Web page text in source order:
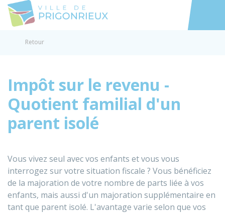
Accéder
Retour
Impôt sur le revenu -
Quotient familial d'un
parent isolé
Vous vivez seul avec vos enfants et vous vous
interrogez sur votre situation fiscale ? Vous bénéficiez
de la majoration de votre nombre de parts liée à vos
enfants, mais aussi d'un majoration supplémentaire en
tant que parent isolé. L'avantage varie selon que vos